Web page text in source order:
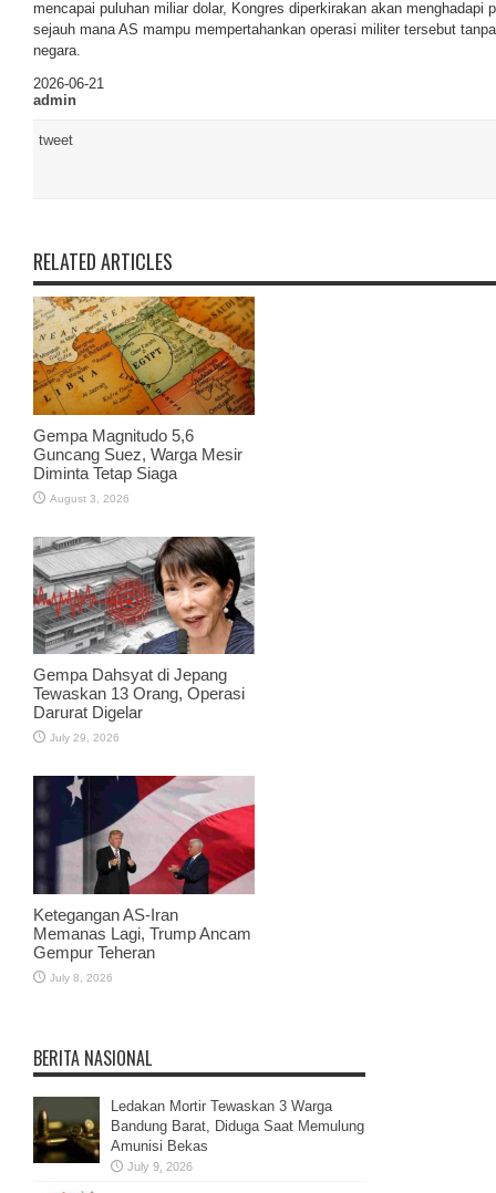
mencapai puluhan miliar dolar, Kongres diperkirakan akan menghadapi
sejauh mana AS mampu mempertahankan operasi militer tersebut
negara.
2026-06-21
admin
tweet
RELATED ARTICLES
Gempa Magnitudo 5,6
Guncang Suez, Warga Mesir
Diminta Tetap Siaga
August 3, 2026
Gempa Dahsyat di Jepang
Tewaskan 13 Orang, Operasi
Darurat Digelar
July 29, 2026
Ketegangan AS-Iran
Memanas Lagi, Trump Ancam
Gempur Teheran
July 8, 2026
BERITA NASIONAL
Ledakan Mortir Tewaskan 3 Warga
Bandung Barat, Diduga Saat Memulung
Amunisi Bekas
July 9, 2026